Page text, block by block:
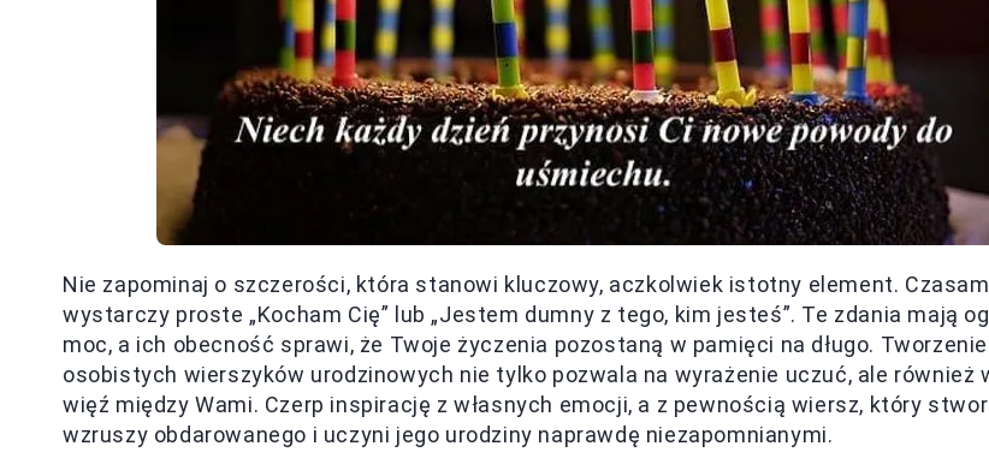
Nie zapominaj o szczerości, która stanowi kluczowy, aczkolwiek istotny element.
wystarczy proste „Kocham Cię” lub „Jestem dumny z tego, kim jesteś”. Te zdania mają
moc, a ich obecność sprawi, że Twoje życzenia pozostaną w pamięci na długo. Tworzenie
osobistych wierszyków urodzinowych nie tylko pozwala na wyrażenie uczuć, ale również
więź między Wami. Czerp inspirację z własnych emocji, a z pewnością wiersz, który
wzruszy obdarowanego i uczyni jego urodziny naprawdę niezapomnianymi.